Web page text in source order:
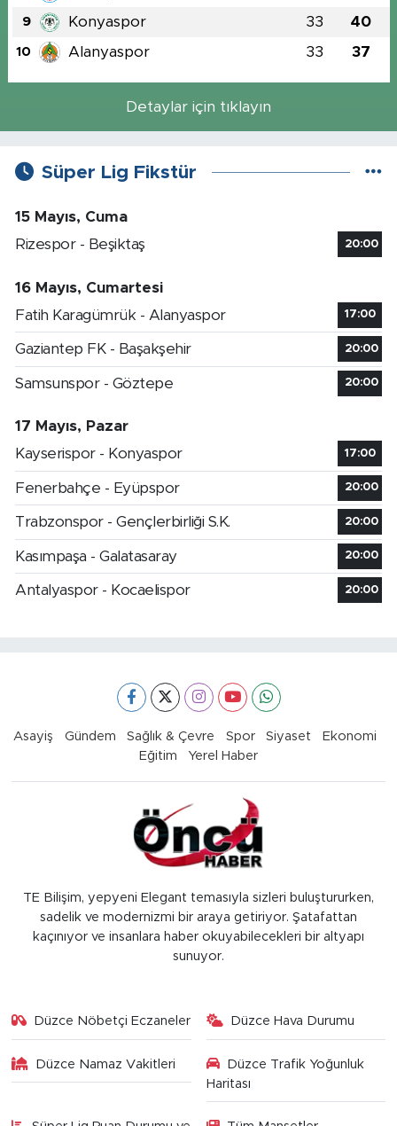
9 Konyaspor 33 40
10 Alanyaspor 33 37
Detaylar için tıklayın
Süper Lig Fikstür
15 Mayıs, Cuma
Rizespor - Beşiktaş
20:00
16 Mayıs, Cumartesi
Fatih Karagümrük - Alanyaspor
17:00
Gaziantep FK - Başakşehir 20:00
Samsunspor - Göztepe 20:00
17 Mayıs, Pazar
Kayserispor - Konyaspor
17:00
Fenerbahçe - Eyüpspor 20:00
Trabzonspor - Gençlerbirliği S.K. 20:00
Kasımpaşa - Galatasaray 20:00
Antalyaspor - Kocaelispor 20:00
Asayiş Gündem Sağlık & Çevre Spor Siyaset
Ekonomi
Eğitim
Yerel Haber
TE Bilişim, yepyeni Elegant temasıyla sizleri buluştururken,
sadelik ve modernizmi bir araya getiriyor. Şatafattan
kaçınıyor ve insanlara haber okuyabilecekleri bir altyapı
sunuyor.
Düzce Nöbetçi Eczaneler Düzce Hava Durumu
Düzce Namaz Vakitleri
Düzce Trafik Yoğunluk
Haritası